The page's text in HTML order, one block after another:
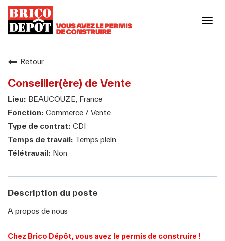
Notre enseigne
Notre culture
Nos engagements responsables
Nos métiers
Votre carrière
Retour
Conseiller(ère) de Vente
BEAUCOUZE, France
Commerce / Vente
CDI
Temps plein
Non
Description du poste
A propos de nous
Chez Brico Dépôt, vous avez le permis de construire !